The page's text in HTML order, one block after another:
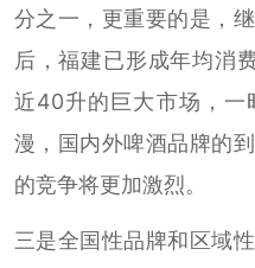
分之一，更重要的是，
后，福建已形成年均消
近40升的巨大市场，一
漫，国内外啤酒品牌的
的竞争将更加激烈。
三是全国性品牌和区域